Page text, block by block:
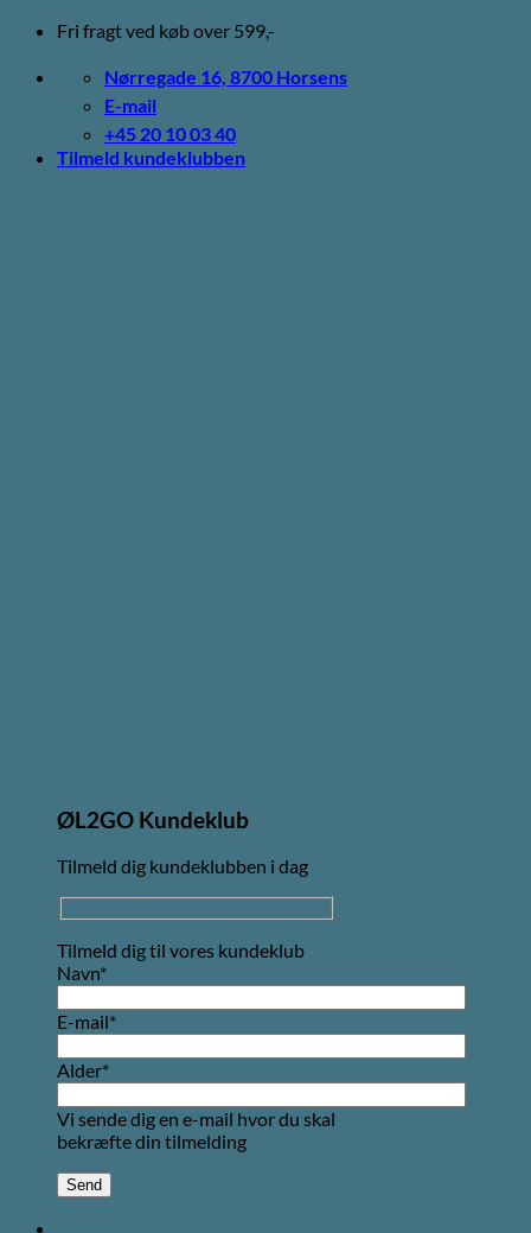
Fortsæt
indhold
Fri fragt ved køb over 599,-
Nørregade 16, 8700 Horsens
E-mail
+45 20 10 03 40
Tilmeld kundeklubben
ØL2GO Kundeklub
Tilmeld dig kundeklubben i dag
Tilmeld dig til vores kundeklub
Navn*
E-mail*
Alder*
Vi sende dig en e-mail hvor du skal
bekræfte din tilmelding